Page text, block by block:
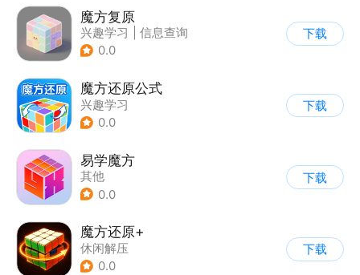
魔方复原
兴趣学习
信息查询
0.0
下载
魔方还原公式
兴趣学习
0.0
下载
易学魔方
其他
0.0
下载
魔方还原+
休闲解压
0.0
下载